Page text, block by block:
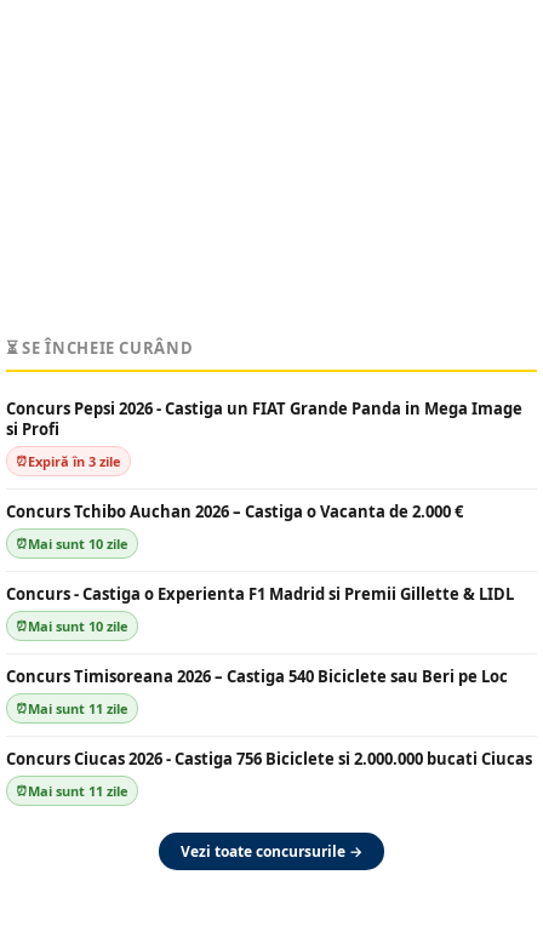
⏳ SE ÎNCHEIE CURÂND
Concurs Pepsi 2026 - Castiga un FIAT Grande Panda in Mega Image
si Profi
Expiră în 3 zile
Concurs Tchibo Auchan 2026 – Castiga o Vacanta de 2.000 €
Mai sunt 10 zile
Concurs - Castiga o Experienta F1 Madrid si Premii Gillette & LIDL
Mai sunt 10 zile
Concurs Timisoreana 2026 – Castiga 540 Biciclete sau Beri pe Loc
Mai sunt 11 zile
Concurs Ciucas 2026 - Castiga 756 Biciclete si 2.000.000 bucati Ciucas
Mai sunt 11 zile
Vezi toate concursurile →